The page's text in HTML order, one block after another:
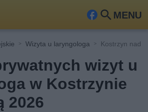
MENU
Fa
ook
Szu
kaj
Wizyta u laryngologa Kostrzyn nad
wizyt u
w Kostrzynie
2026